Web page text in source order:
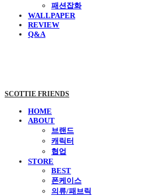
패션잡화
WALLPAPER
REVIEW
Q&A
SCOTTIE FRIENDS
HOME
ABOUT
브랜드
캐릭터
협업
STORE
BEST
폰케이스
의류/패브릭